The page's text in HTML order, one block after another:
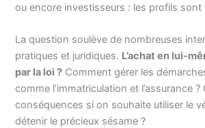
ou encore investisseurs : les profils sont
La question soulève de nombreuses
pratiques et juridiques. L’achat en lui-
par la loi ? Comment gérer les
comme l’immatriculation et l’assurance
conséquences si on souhaite utiliser le
détenir le précieux sésame ?